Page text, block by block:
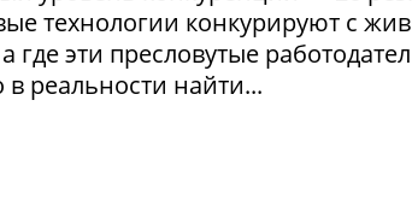
технологии конкурируют с
эти пресловутые
реальности найти...